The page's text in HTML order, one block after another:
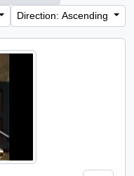
Direction: Ascending